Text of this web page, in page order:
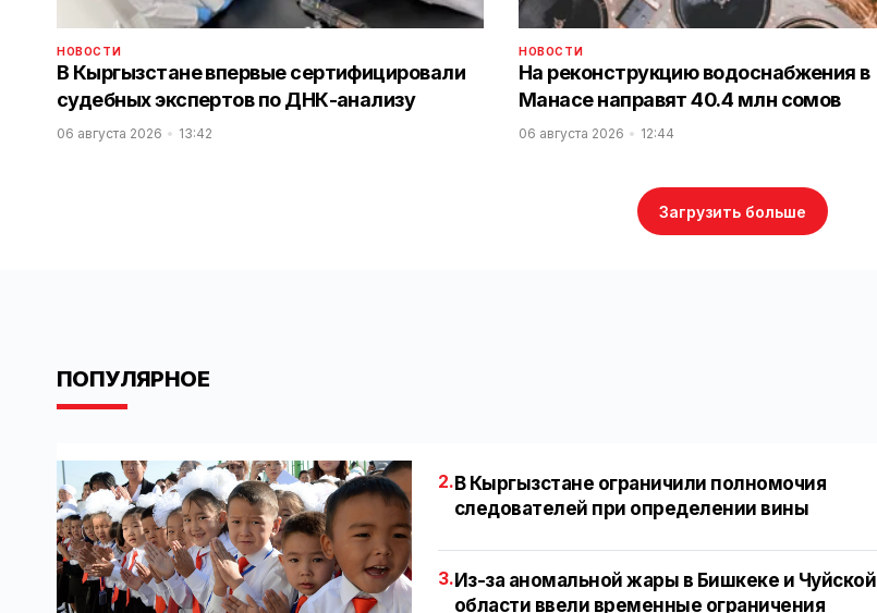
НОВОСТИ
В Кыргызстане впервые сертифицировали
судебных экспертов по ДНК-анализу
06 августа 2026 13:42
НОВОСТИ
На реконструкцию водоснабжения в
Манасе направят 40.4 млн сомов
06 августа 2026 12:44
Загрузить больше
ПОПУЛЯРНОЕ
2. В Кыргызстане ограничили полномочия
следователей при определении вины
3. Из-за аномальной жары в Бишкеке и Чуйской
области ввели временные ограничения